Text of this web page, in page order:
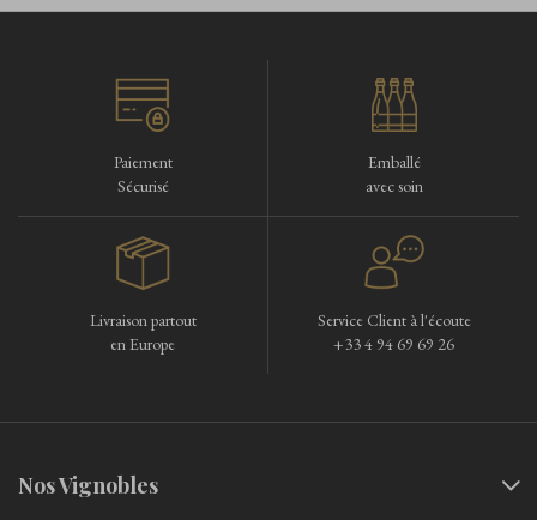
Paiement
Sécurisé
Emballé
avec soin
Livraison partout
en Europe
Service Client à l'écoute
+33 4 94 69 69 26
Nos Vignobles